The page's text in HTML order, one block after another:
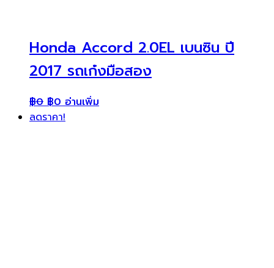
Honda Accord 2.0EL เบนซิน ปี
2017 รถเก๋งมือสอง
฿0 ฿0 อ่านเพิ่ม
ลดราคา!